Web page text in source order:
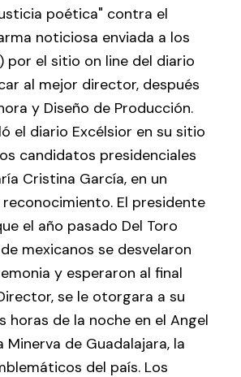
poética" contra el
noticiosa enviada a los
por el sitio on line del diario
al mejor director, después
y Diseño de Producción.
el diario Excélsior en su sitio
candidatos presidenciales
Cristina García, en un
El presidente
el año pasado Del Toro
mexicanos se desvelaron
y esperaron al final
se le otorgara a su
de la noche en el Angel
de Guadalajara, la
del país. Los